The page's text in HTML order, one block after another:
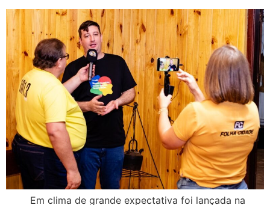
Em clima de grande expectativa foi lançada na